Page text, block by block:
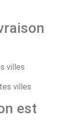
villes
villes
est